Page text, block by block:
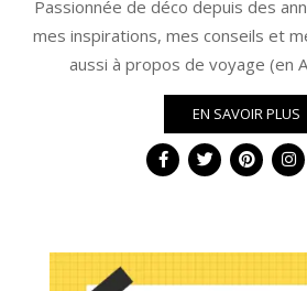
Passionnée de déco depuis des
mes inspirations, mes conseils et
aussi à propos de voyage (en
EN SAVOIR PLUS